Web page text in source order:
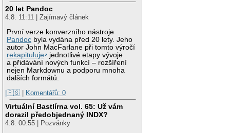
20 let Pandoc
4.8. 11:11 | Zajímavý článek
První verze konverzního nástroje
Pandoc byla vydána před 20 lety. Jeho
autor John MacFarlane při tomto výročí
rekapituluje
jednotlivé etapy vývoje
a přidávání nových funkcí – rozšíření
nejen Markdownu a podporu mnoha
dalších formátů.
|🇵🇸
Komentářů: 0
Virtuální Bastlírna vol. 65: Už vám
dorazil předobjednaný INDX?
4.8. 00:55 | Pozvánky